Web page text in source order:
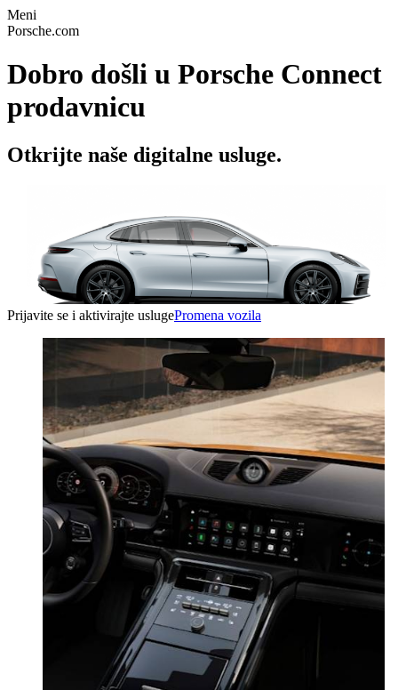
Meni
Porsche.com
Dobro došli u Porsche Connect
prodavnicu
Otkrijte naše digitalne usluge.
Prijavite se i aktivirajte uslugePromena vozila